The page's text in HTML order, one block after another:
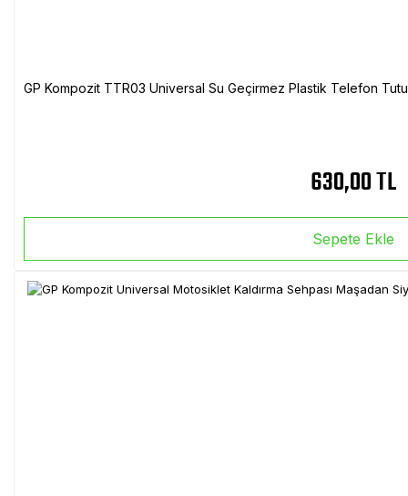
GP Kompozit TTR03 Universal Su Geçirmez Plastik Telefon
630,00 TL
Sepete Ekle